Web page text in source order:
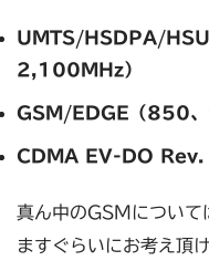
UMTS/HSDPA/
2,100MHz）
GSM/EDGE（850
CDMA EV-DO
真ん中のGSMについて
ますぐらいにお考え頂